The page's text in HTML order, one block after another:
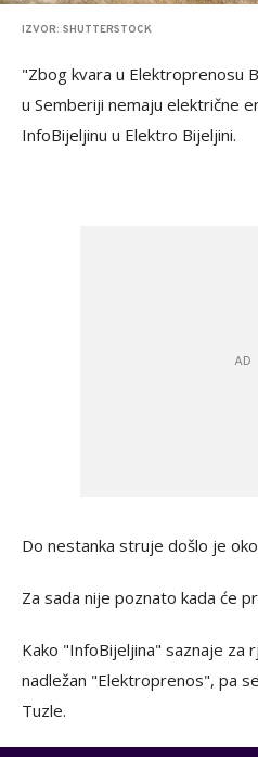
IZVOR: SHUTTERSTOCK
"Zbog kvara u Elektroprenosu
u Semberiji nemaju električne
InfoBijeljinu u Elektro Bijeljini.
Do nestanka struje došlo je
Za sada nije poznato kada će
Kako "InfoBijeljina" saznaje za
nadležan "Elektroprenos", pa
Tuzle.